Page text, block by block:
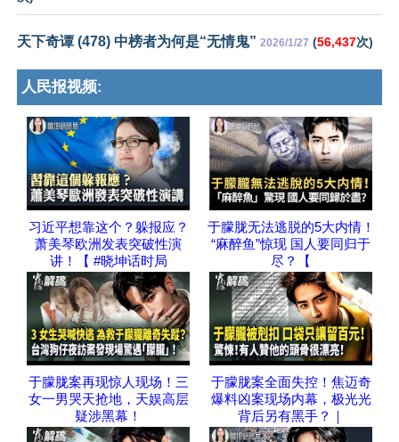
天下奇谭 (478) 中榜者为何是“无情鬼” 2026/1/27 (56,437次)
人民报视频:
习近平想靠这个？躲报应？
萧美琴欧洲发表突破性演
讲！【 #晓坤话时局
于朦胧无法逃脱的5大内情！
“麻醉鱼”惊现 国人要同归于
尽？【
于朦胧案再现惊人现场！三
女一男哭天抢地，天娱高层
疑涉黑幕！
于朦胧案全面失控！焦迈奇
爆料凶案现场内幕，极光光
背后另有黑手？｜